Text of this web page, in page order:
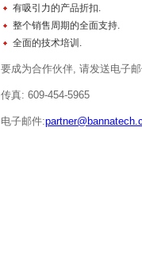
有吸引力的产品折扣.
整个销售周期的全面支持.
全面的技术培训.
要成为合作伙伴, 请发送电子
传真: 609-454-5965
电子邮件: